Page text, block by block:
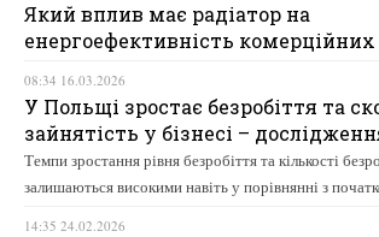
Який вплив має радіатор на
енергоефективність комерційних
08:34 16.03.2026
У Польщі зростає безробіття та
зайнятість у бізнесі –
Темпи зростання рівня безробіття та кількості
залишаються високими навіть у порівнянні з
14:35 24.02.2026